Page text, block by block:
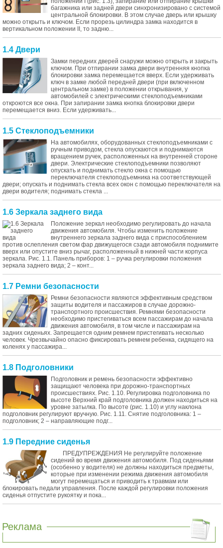
багажника или задней двери синхронизировано с системой
центральной блокировки. В этом случае дверь или крышку
можно открыть и ключом. Если прорезь цилиндра замка находится в
вертикальном положении II, то задню...
1.4 Двери
Замки передних дверей снаружи можно открыть и закрыть
ключом. При отпирании замка двери внутренняя кнопка
блокировки замка перемещается вверх. Если удерживать
ключ в замке любой передней двери (при включенном
центральном замке) в положении открывания, у
автомобилей с электрическими стеклоподъемниками
откроются все окна. При запирании замка кнопка блокировки двери
перемещается вниз. Если удерживать...
1.5 Стеклоподъемники
На автомобилях, оборудованных стеклоподъемниками с
ручным приводом, стекла опускаются и поднимаются
вращением ручек, расположенных на внутренней стороне
двери. Электрические стеклоподъемники позволяют
опускать и поднимать стекло окна с помощью
переключателя стеклоподъемника на соответствующей
двери; опускать и поднимать стекла всех окон с помощью переключателя на
двери водителя; поднимать стекла ...
1.6 Зеркала заднего вида
Положение зеркал необходимо регулировать до начала
движения автомобиля. Чтобы изменить положение
внутреннего зеркала заднего вида с приспособлением
против ослепления светом фар движущегося сзади автомобиля поднимите
вверх или опустите вниз рычаг, расположенный в нижней части корпуса
зеркала. Рис. 1.1. Панель приборов: 1 – ручка регулировки положения
зеркала заднего вида; 2 – конт...
1.7 Ремни безопасности
Ремни безопасности являются эффективным средством
защиты водителя и пассажиров в случае дорожно-
транспортного происшествия. Ремнями безопасности
необходимо пристегиваться всем пассажирам до начала
движения автомобиля, в том числе и пассажирам на
задних сиденьях. Запрещается одним ремнем пристегивать несколько
человек. Чрезвычайно опасно фиксировать ремнем ребенка, сидящего на
коленях у пассажира...
1.8 Подголовники
Подголовник и ремень безопасности эффективно
защищают человека при дорожно-транспортных
происшествиях. Рис. 1.10. Регулировка подголовника по
высоте Верхний край подголовника должен находиться на
уровне затылка. По высоте (рис. 1.10) и углу наклона
подголовник регулируют вручную. Рис. 1.11. Снятие подголовника: 1 –
подголовник; 2 – направляющие подг...
1.9 Передние сиденья
ПРЕДУПРЕЖДЕНИЯ Не регулируйте положение
сидений во время движения автомобиля. Под сиденьями
(особенно у водителя) не должны находиться предметы,
которые при изменении режима движения автомобиля
могут перемещаться и приводить к травмам или
блокировать педали управления. После каждой регулировки положения
сиденья отпустите рукоятку и пока...
Реклама